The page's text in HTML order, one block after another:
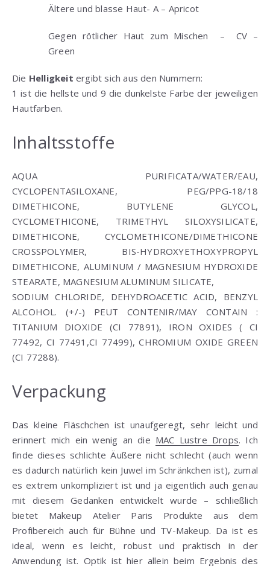
Ältere und blasse Haut- A – Apricot
Gegen rötlicher Haut zum Mischen – CV –
Green
Die Helligkeit ergibt sich aus den Nummern:
1 ist die hellste und 9 die dunkelste Farbe der jeweiligen
Hautfarben.
Inhaltsstoffe
AQUA PURIFICATA/WATER/EAU,
CYCLOPENTASILOXANE, PEG/PPG-18/18
DIMETHICONE, BUTYLENE GLYCOL,
CYCLOMETHICONE, TRIMETHYL SILOXYSILICATE,
DIMETHICONE, CYCLOMETHICONE/DIMETHICONE
CROSSPOLYMER, BIS-HYDROXYETHOXYPROPYL
DIMETHICONE, ALUMINUM / MAGNESIUM HYDROXIDE
STEARATE, MAGNESIUM ALUMINUM SILICATE,
SODIUM CHLORIDE, DEHYDROACETIC ACID, BENZYL
ALCOHOL. (+/-) PEUT CONTENIR/MAY CONTAIN :
TITANIUM DIOXIDE (CI 77891), IRON OXIDES ( CI
77492, CI 77491,CI 77499), CHROMIUM OXIDE GREEN
(CI 77288).
Verpackung
Das kleine Fläschchen ist unaufgeregt, sehr leicht und
erinnert mich ein wenig an die MAC Lustre Drops. Ich
finde dieses schlichte Äußere nicht schlecht (auch wenn
es dadurch natürlich kein Juwel im Schränkchen ist), zumal
es extrem unkompliziert ist und ja eigentlich auch genau
mit diesem Gedanken entwickelt wurde – schließlich
bietet Makeup Atelier Paris Produkte aus dem
Profibereich auch für Bühne und TV-Makeup. Da ist es
ideal, wenn es leicht, robust und praktisch in der
Anwendung ist. Optik ist hier allein beim Ergebnis des